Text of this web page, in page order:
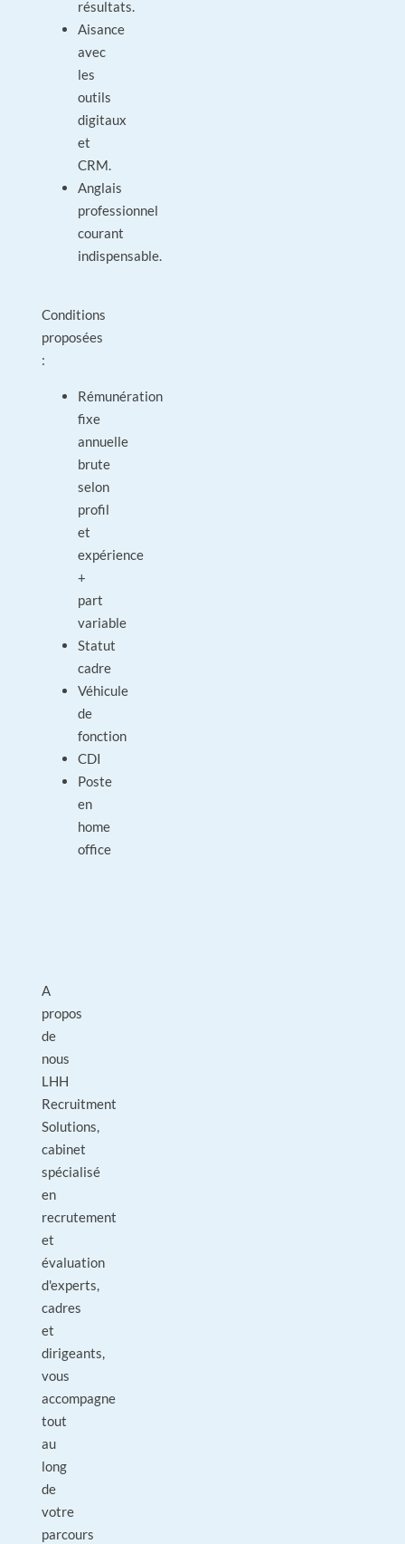
résultats.
Aisance
avec
les
outils
digitaux
et
CRM.
Anglais
professionnel
courant
indispensable.
Conditions
proposées
:
Rémunération
fixe
annuelle
brute
selon
profil
et
expérience
+
part
variable
Statut
cadre
Véhicule
de
fonction
CDI
Poste
en
home
office
A
propos
de
nous
LHH
Recruitment
Solutions,
cabinet
spécialisé
en
recrutement
et
évaluation
d'experts,
cadres
et
dirigeants,
vous
accompagne
tout
au
long
de
votre
parcours